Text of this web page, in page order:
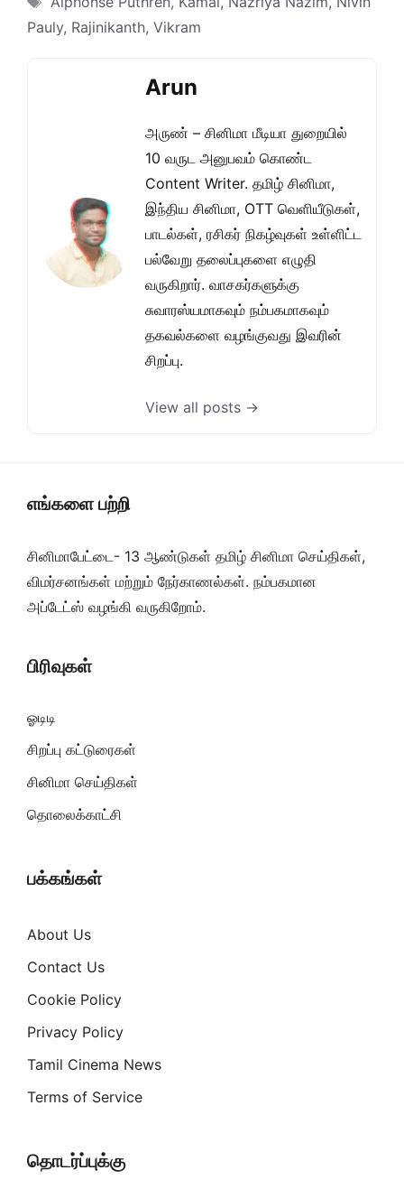
Pauly, Rajinikanth, Vikram
Arun
அருண் – சினிமா மீடியா துறையில்
10 வருட அனுபவம் கொண்ட
Content Writer. தமிழ் சினிமா,
இந்திய சினிமா, OTT வெளியீடுகள்,
பாடல்கள், ரசிகர் நிகழ்வுகள் உள்ளிட்ட
பல்வேறு தலைப்புகளை எழுதி
வருகிறார். வாசகர்களுக்கு
சுவாரஸ்யமாகவும் நம்பகமாகவும்
தகவல்களை வழங்குவது இவரின்
சிறப்பு.
View all posts →
எங்களை பற்றி
சினிமாபேட்டை- 13 ஆண்டுகள் தமிழ் சினிமா செய்திகள்,
விமர்சனங்கள் மற்றும் நேர்காணல்கள். நம்பகமான
அப்டேட்ஸ் வழங்கி வருகிறோம்.
பிரிவுகள்
ஓடிடி
சிறப்பு கட்டுரைகள்
சினிமா செய்திகள்
தொலைக்காட்சி
பக்கங்கள்
About Us
Contact Us
Cookie Policy
Privacy Policy
Tamil Cinema News
Terms of Service
தொடர்ப்புக்கு